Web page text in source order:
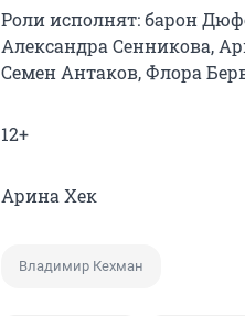
Роли исполнят: барон
Александра Сенникова,
Семен Антаков, Флора
12+
Арина Хек
Владимир Кехман